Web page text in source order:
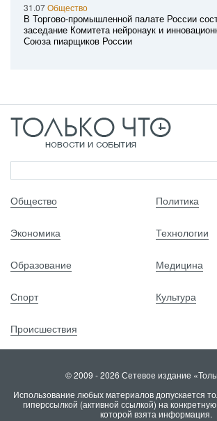
31.07Общество
В Торгово-промышленной палате России
заседание Комитета нейронаук и
Союза пиарщиков России
Общество Политика
Экономика Технологии
Образование Медицина
Спорт Культура
Происшествия
© 2009 - 2026 Сетевое издание
Использование любых материалов допускается
гиперссылкой (активной ссылкой) на
которой взята информация.